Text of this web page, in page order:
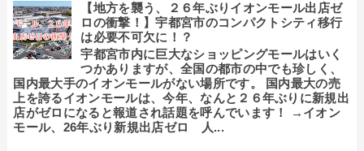
【地方を襲う、２６年ぶりイオンモール出店ゼ
ロの衝撃！】宇都宮市のコンパクトシティ移行
は必要不可欠に！？
宇都宮市内に巨大なショッピングモールはいく
つかありますが、全国の都市の中でも珍しく、
国内最大手のイオンモールがない場所です。 国内最大の売
上を誇るイオンモールは、今年、なんと２６年ぶりに新規出
店がゼロになると報道され話題を呼んでいます！ →イオン
モール、26年ぶり新規出店ゼロ 人...